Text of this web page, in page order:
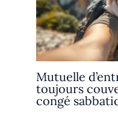
Mutuelle
toujours
congé